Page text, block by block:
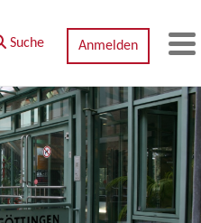
Suche Anmelden